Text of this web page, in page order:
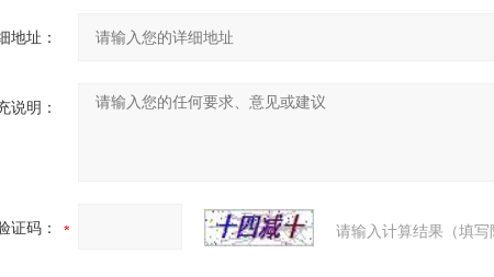
地址：
说明：
证码： 请输入计算结果（填